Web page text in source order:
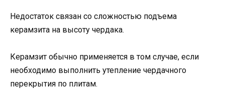
Недостаток связан со сложностью подъема
керамзита на высоту чердака.
Керамзит обычно применяется в том случае, если
необходимо выполнить утепление чердачного
перекрытия по плитам.